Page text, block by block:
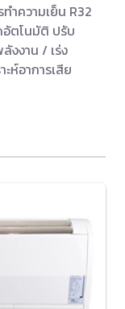
ำความเย็น R32
ตโนมัติ ปรับ
งงาน / เร่ง
ห์อาการเสีย